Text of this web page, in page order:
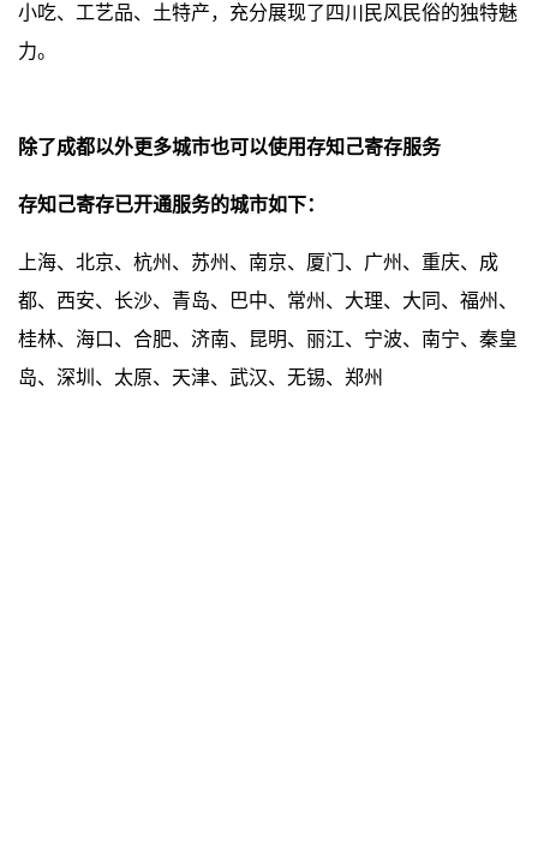
小吃、工艺品、土特产，充分展现了四川民风民俗的独特魅
力。
除了成都以外更多城市也可以使用存知己寄存服务
存知己寄存已开通服务的城市如下：
上海、北京、杭州、苏州、南京、厦门、广州、重庆、成
都、西安、长沙、青岛、巴中、常州、大理、大同、福州、
桂林、海口、合肥、济南、昆明、丽江、宁波、南宁、秦皇
岛、深圳、太原、天津、武汉、无锡、郑州